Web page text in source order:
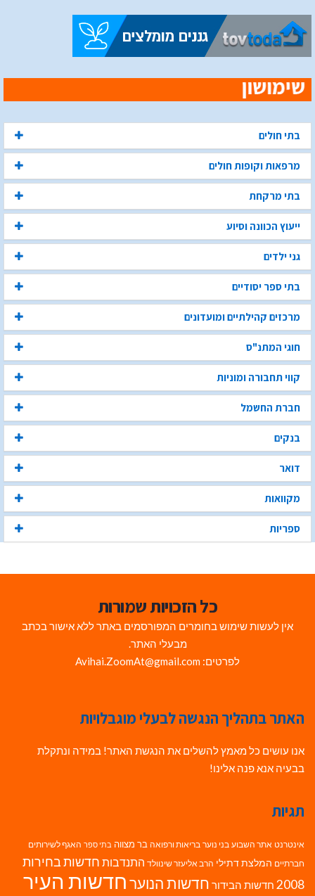
בתי חולים
מרפאות וקופות חולים
בתי מרקחת
ייעוץ הכוונה וסיוע
גני ילדים
בתי ספר יסודיים
מרכזים קהילתיים ומועדונים
חוגי המתנ"ס
קווי תחבורה ומוניות
חברת החשמל
בנקים
דואר
מקוואות
ספריות
כל הזכויות שמורות
אין לעשות שימוש בחומרים המפורסמים באתר ללא אישור בכתב
מבעלי האתר.
לפרטים: Avihai.ZoomAt@gmail.com
האתר בתהליך הנגשה לבעלי מוגבלויות
אנו עושים כל מאמץ להשלים את הנגשת האתר! במידה ונתקלת
בבעיה אנא פנה אלינו!
תגיות
אינטרנט אתר השבוע בני נוער בריאות ורפואה בר מצווה בתי ספר האגף לשירותים
חברתיים המלצת דתילי הרב אליעזר שינוולד התנדבות חדשות בחירות
2008 חדשות הבידור חדשות הנוערחדשות העיר